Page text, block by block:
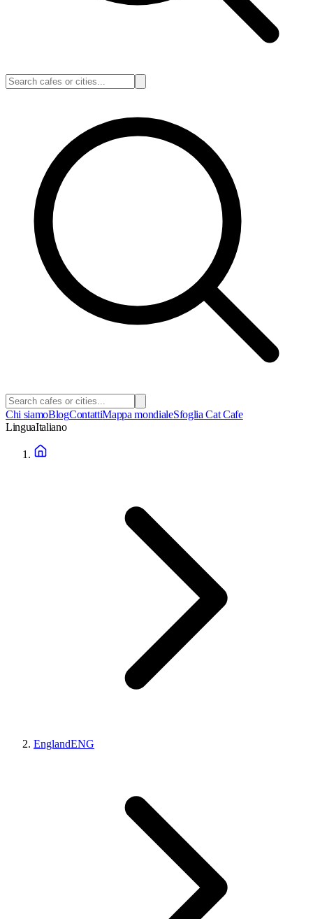
Chi siamoBlogContattiMappa mondialeSfoglia Cat Cafe
LinguaItaliano
EnglandENG